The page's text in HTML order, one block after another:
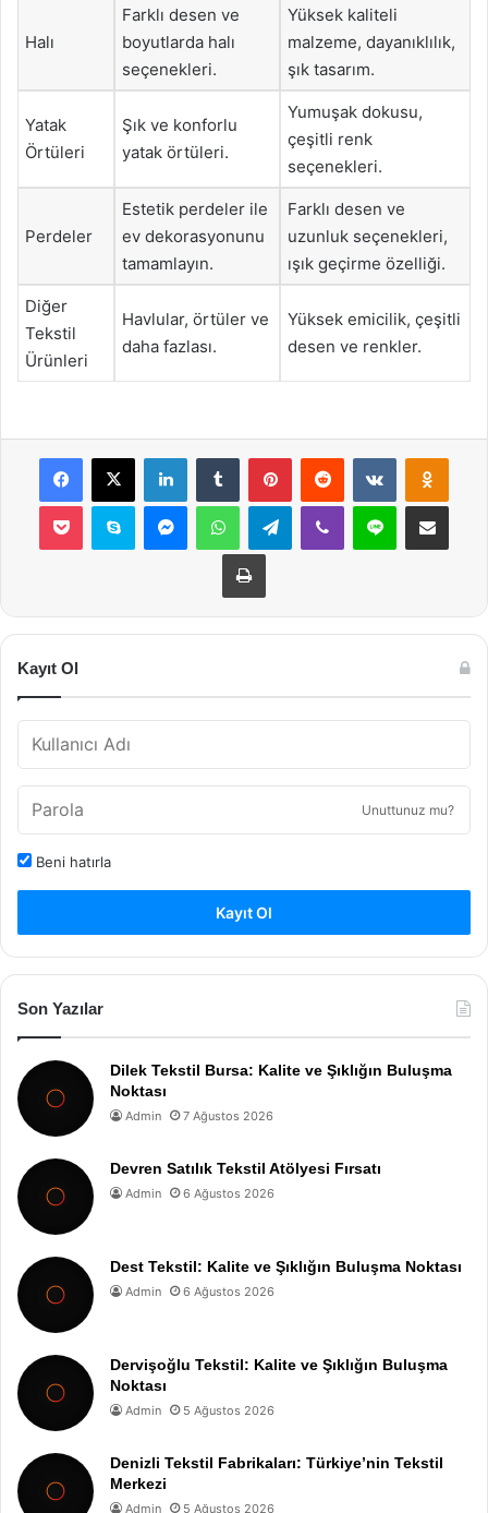
Halı
Farklı desen ve
boyutlarda halı
seçenekleri.
Yüksek kaliteli
malzeme, dayanıklılık,
şık tasarım.
Yatak
Örtüleri
Şık ve konforlu
yatak örtüleri.
Yumuşak dokusu,
çeşitli renk
seçenekleri.
Perdeler
Estetik perdeler ile
ev dekorasyonunu
tamamlayın.
Farklı desen ve
uzunluk seçenekleri,
ışık geçirme özelliği.
Diğer
Tekstil
Ürünleri
Havlular, örtüler ve
daha fazlası.
Yüksek emicilik, çeşitli
desen ve renkler.
Facebook
X LinkedInTumblr PinterestReddit VKontakte
Pocket Skype MessengerWhatsAppTelegramViber Line E-Posta ile
Yazdır
Kayıt Ol
Unuttunuz mu?
Beni hatırla
Kayıt Ol
Son Yazılar
Dilek Tekstil Bursa: Kalite ve Şıklığın Buluşma
Noktası
Admin 7 Ağustos 2026
Devren Satılık Tekstil Atölyesi Fırsatı
Admin 6 Ağustos 2026
Dest Tekstil: Kalite ve Şıklığın Buluşma Noktası
Admin 6 Ağustos 2026
Dervişoğlu Tekstil: Kalite ve Şıklığın Buluşma
Noktası
Admin 5 Ağustos 2026
Denizli Tekstil Fabrikaları: Türkiye’nin Tekstil
Merkezi
Admin 5 Ağustos 2026